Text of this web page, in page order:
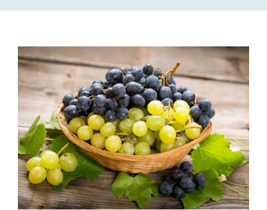
İletişim
Online İşlemler